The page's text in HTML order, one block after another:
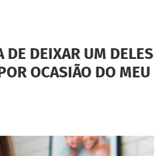
DE DEIXAR UM DELES
OCASIÃO DO MEU